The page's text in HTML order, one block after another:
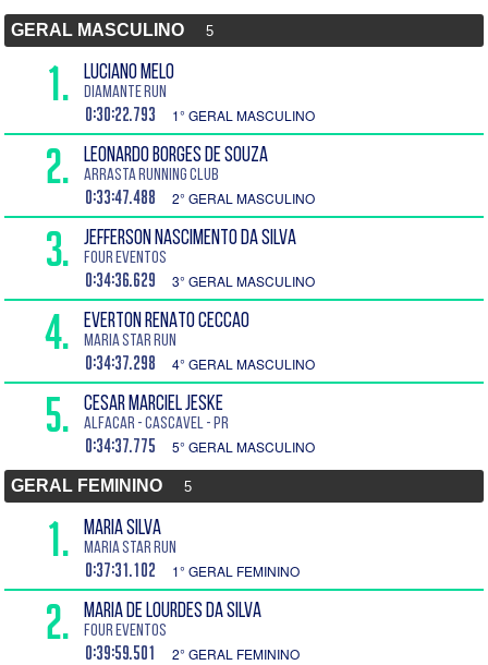
GERAL MASCULINO 5
1. LUCIANO MELO
DIAMANTE RUN
0:30:22.793 1° GERAL MASCULINO
2. LEONARDO BORGES DE SOUZA
ARRASTA RUNNING CLUB
0:33:47.488 2° GERAL MASCULINO
3. JEFFERSON NASCIMENTO DA SILVA
Four Eventos
0:34:36.629 3° GERAL MASCULINO
4. EVERTON RENATO CECCAO
Maria Star Run
0:34:37.298 4° GERAL MASCULINO
5. CESAR MARCIEL JESKE
ALFACAR - Cascavel - PR
0:34:37.775 5° GERAL MASCULINO
GERAL FEMININO 5
1. MARIA SILVA
Maria Star Run
0:37:31.102 1° GERAL FEMININO
2. MARIA DE LOURDES DA SILVA
Four Eventos
0:39:59.501 2° GERAL FEMININO